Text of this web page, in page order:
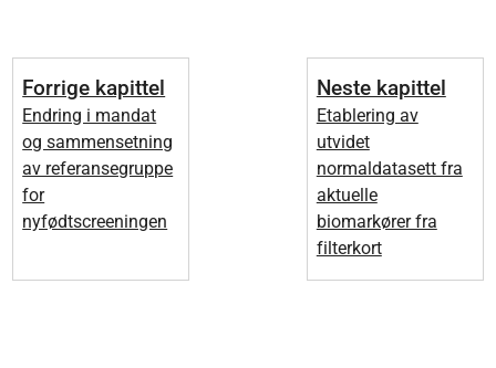
Forrige kapittel
Endring i mandat
og sammensetning
av referansegruppe
for
nyfødtscreeningen
Neste kapittel
Etablering av
utvidet
normaldatasett fra
aktuelle
biomarkører fra
filterkort